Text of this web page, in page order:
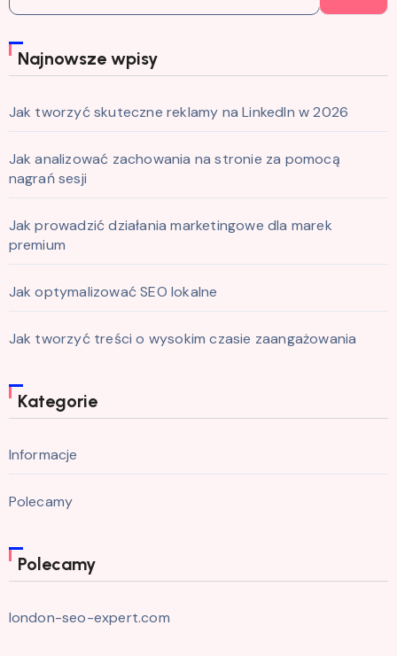
Najnowsze wpisy
Jak tworzyć skuteczne reklamy na LinkedIn w 2026
Jak analizować zachowania na stronie za pomocą
nagrań sesji
Jak prowadzić działania marketingowe dla marek
premium
Jak optymalizować SEO lokalne
Jak tworzyć treści o wysokim czasie zaangażowania
Kategorie
Informacje
Polecamy
Polecamy
london-seo-expert.com